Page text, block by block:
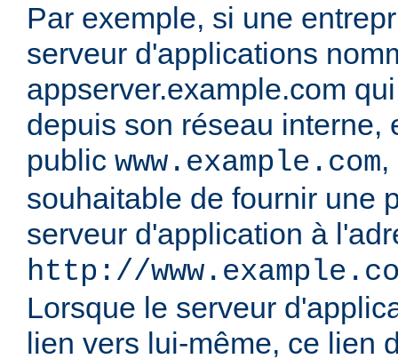
Par exemple, si une
serveur d'applications
appserver.example.com
depuis son réseau interne,
public www.example.com
souhaitable de fournir une
serveur d'application à
http://
Lorsque le serveur
lien vers lui-même, ce lien